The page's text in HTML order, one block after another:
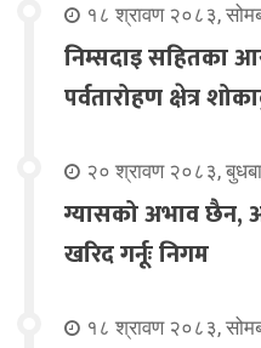
१८ श्रावण २०८३,
निम्सदाइ सहितका
पर्वतारोहण क्षेत्र
२० श्रावण २०८३,
ग्यासको अभाव छैन,
खरिद गर्नूः निगम
१८ श्रावण २०८३,